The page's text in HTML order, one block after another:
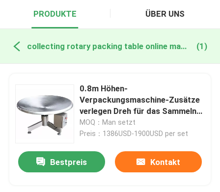
PRODUKTE ÜBER UNS
collecting rotary packing table online manufacture (1)
0.8m Höhen-
Verpackungsmaschine-Zusätze
verlegen Dreh für das Sammeln
des Endproduktes
MOQ：Man setzt
Preis：1386USD-1900USD per set
Bestpreis Kontakt